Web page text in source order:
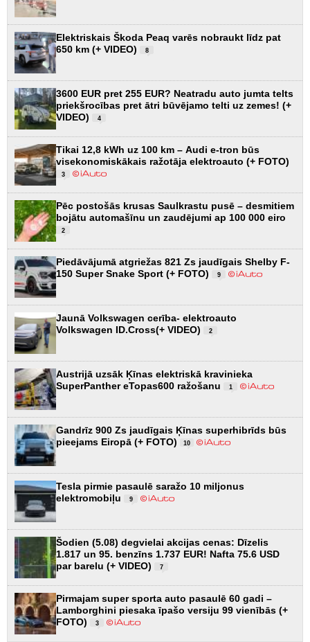
Elektriskais Škoda Peaq varēs nobraukt līdz pat
650 km (+ VIDEO)
8
3600 EUR pret 255 EUR? Neatradu auto jumta telts
priekšrocības pret ātri būvējamo telti uz zemes! (+
VIDEO)
4
Tikai 12,8 kWh uz 100 km – Audi e-tron būs
visekonomiskākais ražotāja elektroauto (+ FOTO)
3
Pēc postošās krusas Saulkrastu pusē – desmitiem
bojātu automašīnu un zaudējumi ap 100 000 eiro
2
Piedāvājumā atgriežas 821 Zs jaudīgais Shelby F-
150 Super Snake Sport (+ FOTO)
9
Jaunā Volkswagen cerība- elektroauto
Volkswagen ID.Cross(+ VIDEO)
2
Austrijā uzsāk Ķīnas elektriskā kravinieka
SuperPanther eTopas600 ražošanu
1
Gandrīz 900 Zs jaudīgais Ķīnas superhibrīds būs
pieejams Eiropā (+ FOTO)
10
Tesla pirmie pasaulē saražo 10 miljonus
elektromobiļu
9
Šodien (5.08) degvielai akcijas cenas: Dīzelis
1.817 un 95. benzīns 1.737 EUR! Nafta 75.6 USD
par barelu (+ VIDEO)
7
Pirmajam super sporta auto pasaulē 60 gadi –
Lamborghini piesaka īpašo versiju 99 vienībās (+
FOTO)
3